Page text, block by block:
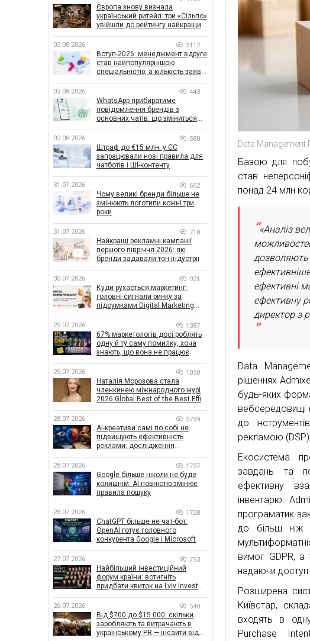
Data Management
Базою для
став
понад 24 млн
«Аналіз
дозволяють
ефективні
ефективну
директор з
Data
рішеннях
будь-яких
вебсередовищі
до
рекламою
Екосистема
завдань та
ефективну
інвентарю.
програматик-
до більш ніж
вимог GDPR, а
надаючи
Розширена
Київстар,
входять в
Purchase
Європа знову визнала
український ритейл: три «Сільпо»
увійшли до рейтингу найкращих
03.08.2026 3112
Вступ-2026: менеджмент вдруге
став найпопулярнішою
спеціальністю, а кількість заяв
02.08.2026 443
WhatsApp прибиратиме
повідомлення брендів з
основних чатів: що зміниться
02.08.2026 580
Штраф до €15 млн: у ЄС
запрацювали нові правила для
чатботів і ШІ-контенту
31.07.2026 652
Чому великі бренди більше не
змінюють логотипи кожні три
роки
31.07.2026 718
Найкращі рекламні кампанії
першого півріччя 2026: які
бренди задавали тон індустрії
30.07.2026 921
Куди рухається маркетинг:
головні сигнали ринку за
підсумками Digital Marketing
29.07.2026 1387
67% маркетологів досі роблять
одну й ту саму помилку, хоча
знають, що вона не працює
29.07.2026 1050
Наталія Морозова стала
членкинею міжнародного журі
2026 Global Best of the Best Effie
28.07.2026 3799
AI-креативи самі по собі не
підвищують ефективність
реклами: дослідження
впливає на ефективність
кампаній
28.07.2026 1737
Google більше ніколи не буде
колишнім: AI повністю змінює
правила пошуку
28.07.2026 1728
ChatGPT більше не чат-бот:
OpenAI готує головного
конкурента Google і Microsoft
27.07.2026 753
Найбільший інвестиційний
форум країни: встигніть
придбати квиток на Lviv Invest
26.07.2026 540
Від $700 до $15 000: скільки
заробляють та витрачають в
українському PR — інсайти від